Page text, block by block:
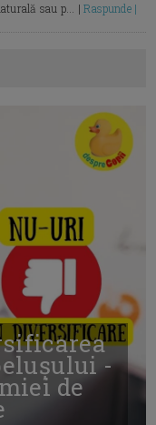
sau p... |Raspunde |
-
de